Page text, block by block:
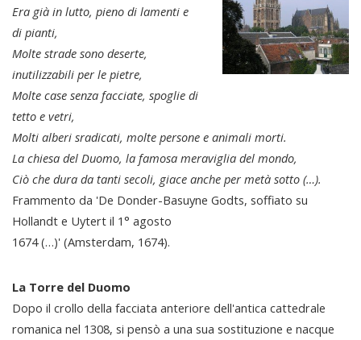
Era già in lutto, pieno di lamenti e
di pianti,
Molte strade sono deserte,
inutilizzabili per le pietre,
Molte case senza facciate, spoglie di
tetto e vetri,
Molti alberi sradicati, molte persone e animali morti.
La chiesa del Duomo, la famosa meraviglia del mondo,
Ciò che dura da tanti secoli, giace anche per metà sotto (…).
Frammento da 'De Donder-Basuyne Godts, soffiato su
Hollandt e Uytert il 1° agosto
1674 (…)' (Amsterdam, 1674).
La Torre del Duomo
Dopo il crollo della facciata anteriore dell'antica cattedrale
romanica nel 1308, si pensò a una sua sostituzione e nacque